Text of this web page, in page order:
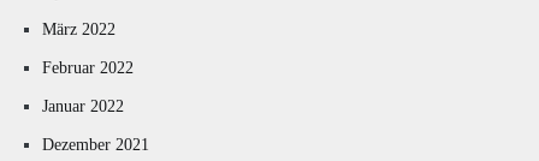
März 2022
Februar 2022
Januar 2022
Dezember 2021